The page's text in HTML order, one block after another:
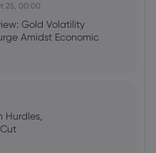
25, 00:00
Gold Volatility
Amidst Economic
Hurdles,